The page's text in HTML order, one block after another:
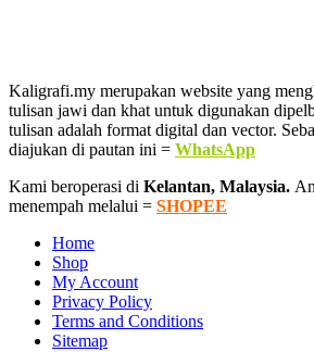
Kaligrafi.my merupakan website yang
tulisan jawi dan khat untuk digunakan
tulisan adalah format digital dan vector.
diajukan di pautan ini = WhatsApp
Kami beroperasi di Kelantan, Malaysia.
menempah melalui = SHOPEE
Home
Shop
My Account
Privacy Policy
Terms and Conditions
Sitemap